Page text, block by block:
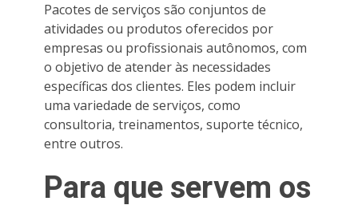
Pacotes de serviços são conjuntos de
atividades ou produtos oferecidos por
empresas ou profissionais autônomos, com
o objetivo de atender às necessidades
específicas dos clientes. Eles podem incluir
uma variedade de serviços, como
consultoria, treinamentos, suporte técnico,
entre outros.
Para que servem os